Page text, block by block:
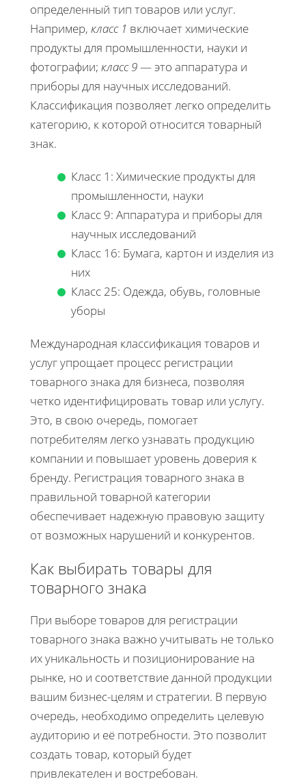
определенный тип товаров или услуг.
Например, класс 1 включает химические
продукты для промышленности, науки и
фотографии; класс 9— это аппаратура и
приборы для научных исследований.
Классификация позволяет легко определить
категорию, к которой относится товарный
знак.
Класс 1: Химические продукты для
промышленности, науки
Класс 9: Аппаратура и приборы для
научных исследований
Класс 16: Бумага, картон и изделия из
них
Класс 25: Одежда, обувь, головные
уборы
Международная классификация товаров и
услуг упрощает процесс регистрации
товарного знака для бизнеса, позволяя
четко идентифицировать товар или услугу.
Это, в свою очередь, помогает
потребителям легко узнавать продукцию
компании и повышает уровень доверия к
бренду. Регистрация товарного знака в
правильной товарной категории
обеспечивает надежную правовую защиту
от возможных нарушений и конкурентов.
Как выбирать товары для
товарного знака
При выборе товаров для регистрации
товарного знака важно учитывать не только
их уникальность и позиционирование на
рынке, но и соответствие данной продукции
вашим бизнес-целям и стратегии. В первую
очередь, необходимо определить целевую
аудиторию и её потребности. Это позволит
создать товар, который будет
привлекателен и востребован.